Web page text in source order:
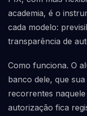
academia, é o
cada modelo:
transparência de
Como funciona. O
banco dele, que
recorrentes
autorização fica